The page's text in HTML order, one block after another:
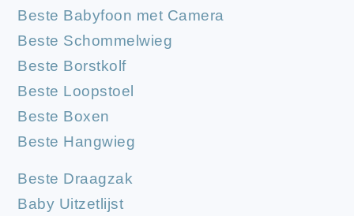
Beste Babyfoon met Camera
Beste Schommelwieg
Beste Borstkolf
Beste Loopstoel
Beste Boxen
Beste Hangwieg
Beste Draagzak
Baby Uitzetlijst